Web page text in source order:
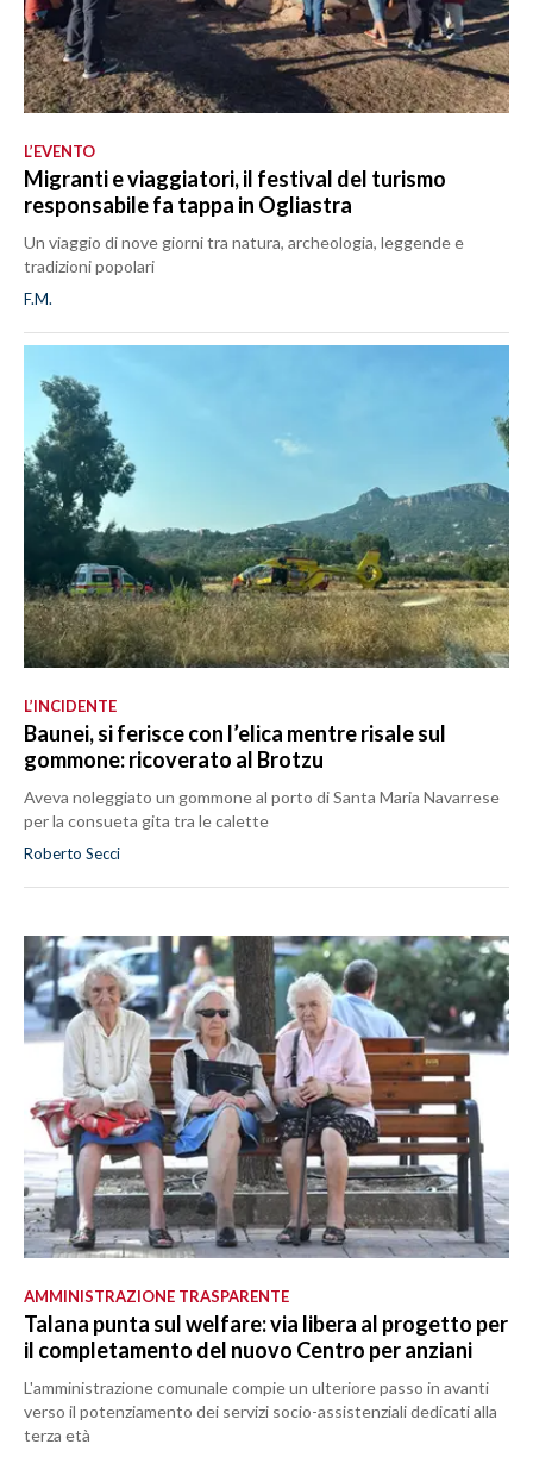
L’EVENTO
Migranti e viaggiatori, il festival del turismo
responsabile fa tappa in Ogliastra
Un viaggio di nove giorni tra natura, archeologia, leggende e
tradizioni popolari
F.M.
L’INCIDENTE
Baunei, si ferisce con l’elica mentre risale sul
gommone: ricoverato al Brotzu
Aveva noleggiato un gommone al porto di Santa Maria Navarrese
per la consueta gita tra le calette
Roberto Secci
AMMINISTRAZIONE TRASPARENTE
Talana punta sul welfare: via libera al progetto per
il completamento del nuovo Centro per anziani
L'amministrazione comunale compie un ulteriore passo in avanti
verso il potenziamento dei servizi socio-assistenziali dedicati alla
terza età